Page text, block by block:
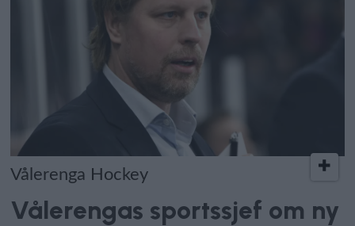
Vålerenga Hockey
Vålerengas sportssjef om ny